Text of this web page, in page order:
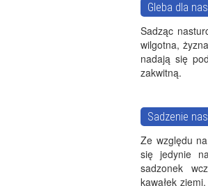
Gleba dla
Sadząc
wilgotna,
nadają się
zakwitną.
Sadzenie
Ze względu
się jedynie
sadzonek
kawałek